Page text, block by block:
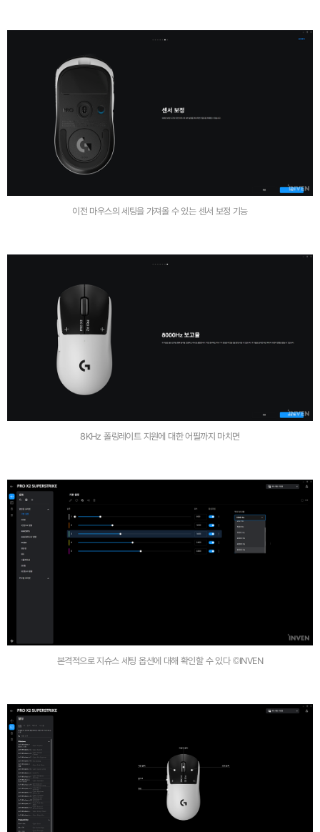
이전 마우스의 세팅을 가져올 수 있는 센서 보정 기능
8KHz 폴링레이트 지원에 대한 어필까지 마치면
본격적으로 지슈스 세팅 옵션에 대해 확인할 수 있다 ©INVEN